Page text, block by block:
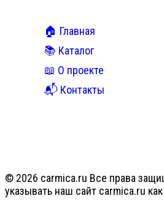
🏠 Главная
📚 Каталог
📖 О проекте
📬 Контакты
© 2026 carmica.ru Все права
указывать наш сайт carmica.ru